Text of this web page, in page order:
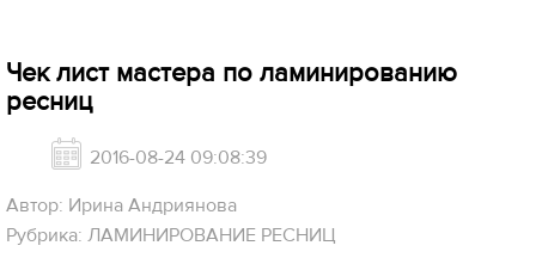
Чек лист мастера по ламинированию
ресниц
2016-08-24 09:08:39
Автор: Ирина Андриянова
Рубрика: ЛАМИНИРОВАНИЕ РЕСНИЦ